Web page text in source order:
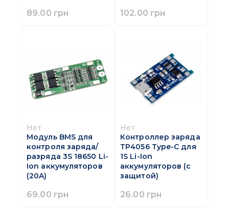
89.00 грн 102.00 грн
Нет
Модуль BMS для
контроля заряда/
разряда 3S 18650 Li-
Ion аккумуляторов
(20A)
69.00 грн
Нет
Контроллер заряда
TP4056 Type-C для
1S Li-Ion
аккумуляторов (с
защитой)
26.00 грн